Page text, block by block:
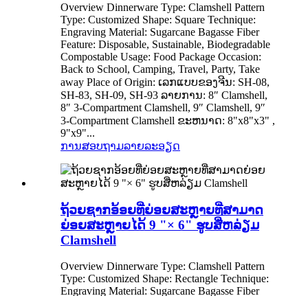
Overview Dinnerware Type: Clamshell Pattern
Type: Customized Shape: Square Technique:
Engraving Material: Sugarcane Bagasse Fiber
Feature: Disposable, Sustainable, Biodegradable
Compostable Usage: Food Package Occasion:
Back to School, Camping, Travel, Party, Take
away Place of Origin: ເລກແບບຂອງຈີນ: SH-08,
SH-83, SH-09, SH-93 ລາຍການ: 8″ Clamshell,
8″ 3-Compartment Clamshell, 9″ Clamshell, 9″
3-Compartment Clamshell ຂະຫນາດ: 8"x8"x3" ,
9"x9"...
ການສອບຖາມລາຍລະອຽດ
ຖ້ວຍຊາກອ້ອຍທີ່ຍ່ອຍສະຫຼາຍທີ່ສາມາດ
ຍ່ອຍສະຫຼາຍໄດ້ 9 "× 6" ຮູບສີ່ຫລ່ຽມ
Clamshell
Overview Dinnerware Type: Clamshell Pattern
Type: Customized Shape: Rectangle Technique:
Engraving Material: Sugarcane Bagasse Fiber